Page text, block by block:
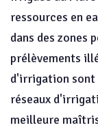
ressources en
dans des zones
prélèvements
d'irrigation sont
réseaux
meilleure